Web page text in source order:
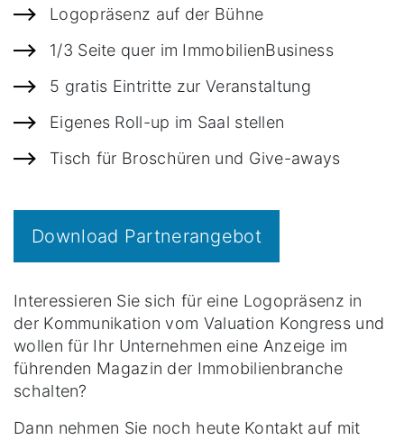
Logopräsenz auf der Bühne
1/3 Seite quer im ImmobilienBusiness
5 gratis Eintritte zur Veranstaltung
Eigenes Roll-up im Saal stellen
Tisch für Broschüren und Give-aways
Download Partnerangebot
Interessieren Sie sich für eine Logopräsenz in
der Kommunikation vom Valuation Kongress und
wollen für Ihr Unternehmen eine Anzeige im
führenden Magazin der Immobilienbranche
schalten?
Dann nehmen Sie noch heute Kontakt auf mit